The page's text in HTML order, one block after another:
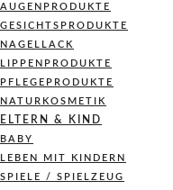
AUGENPRODUKTE
GESICHTSPRODUKTE
NAGELLACK
LIPPENPRODUKTE
PFLEGEPRODUKTE
NATURKOSMETIK
ELTERN & KIND
BABY
LEBEN MIT KINDERN
SPIELE / SPIELZEUG